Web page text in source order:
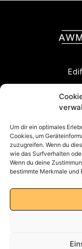
Um dir ein optimales
Cookies, um
zuzugreifen. Wenn du
wie das Surfverhalten
Wenn du deine
bestimmte Merkmale